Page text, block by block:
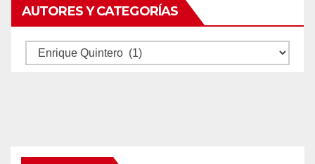
AUTORES Y CATEGORÍAS
Autores